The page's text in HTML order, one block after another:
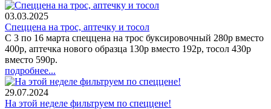
03.03.2025
Спеццена на трос, аптечку и тосол
С 3 по 16 марта спеццена на трос буксировочный 280р вместо
400р, аптечка нового образца 130р вместо 192р, тосол 430р
вместо 590р.
подробнее...
29.07.2024
На этой неделе фильтруем по спеццене!